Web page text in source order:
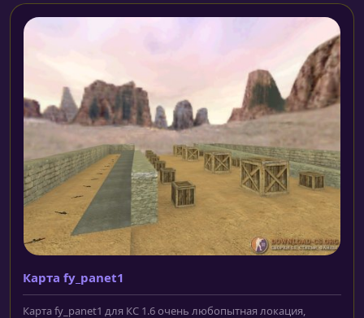
Карта fy_panet1
Карта fy_panet1 для КС 1.6 очень любопытная локация,